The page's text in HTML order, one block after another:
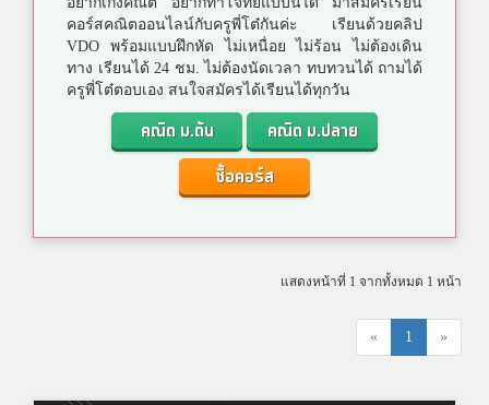
คอร์สคณิตออนไลน์กับครูพี่โต๋กันค่ะ เรียนด้วยคลิป
VDO พร้อมแบบฝึกหัด ไม่เหนื่อย ไม่ร้อน ไม่ต้องเดิน
ทาง เรียนได้ 24 ชม. ไม่ต้องนัดเวลา ทบทวนได้ ถามได้
ครูพี่โต๋ตอบเอง สนใจสมัครได้เรียนได้ทุกวัน
คณิต ม.ต้น
คณิต ม.ปลาย
ซื้อคอร์ส
แสดงหน้าที่ 1 จากทั้งหมด 1 หน้า
« 1 »